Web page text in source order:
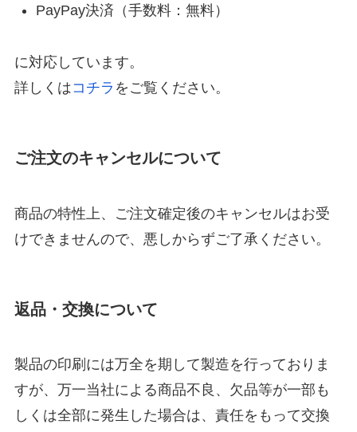
PayPay決済（手数料：無料）
に対応しています。
詳しくはコチラ をご覧ください。
ご注文のキャンセルについて
商品の特性上、ご注文確定後のキャンセルはお受
けできませんので、悪しからずご了承ください。
返品・交換について
製品の印刷には万全を期して製造を行っておりま
すが、万一当社による商品不良、欠品等が一部も
しくは全部に発生した場合は、責任をもって交換